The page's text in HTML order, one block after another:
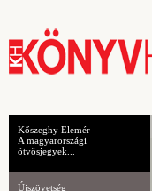
Kőszeghy Elemér
A magyarországi
ötvösjegyek...
Újszövetség